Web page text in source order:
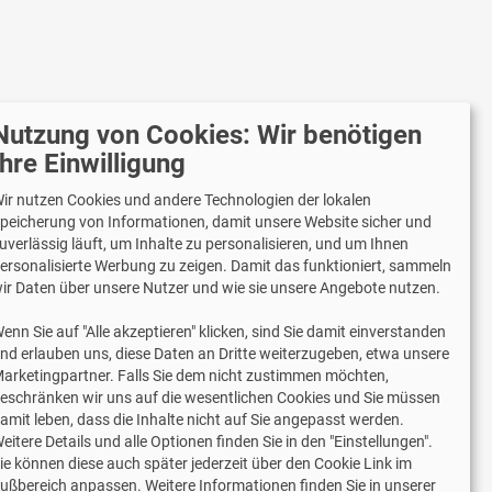
versenden mit
Lieferung auch an Packstationen und
Postfilialen
Samstagszustellung
2 Jahre Gewährleistung
von Cookies: Wir benötigen
Einwilligung
nutzen Cookies und andere Technologien der lokalen
von Informationen, damit unsere Website sicher und
läuft, um Inhalte zu personalisieren, und um Ihnen
Werbung zu zeigen. Damit das funktioniert, sammeln
Daten über unsere Nutzer und wie sie unsere Angebote nutzen.
Sie auf "Alle akzeptieren" klicken, sind Sie damit einverstanden
erlauben uns, diese Daten an Dritte weiterzugeben, etwa unsere
Falls Sie dem nicht zustimmen möchten,
wir uns auf die wesentlichen Cookies und Sie müssen
leben, dass die Inhalte nicht auf Sie angepasst werden.
Details und alle Optionen finden Sie in den "Einstellungen".
können diese auch später jederzeit über den Cookie Link im
anpassen. Weitere Informationen finden Sie in unserer